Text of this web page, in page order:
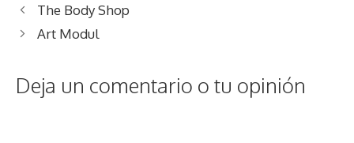
The Body Shop
Art Modul
Deja un comentario o tu opinión